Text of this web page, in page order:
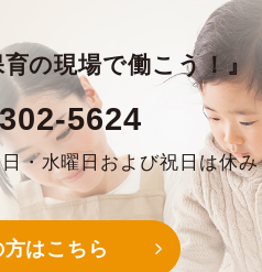
の現場で働こう！』
5624
・水曜日および祝日は休み
はこちら